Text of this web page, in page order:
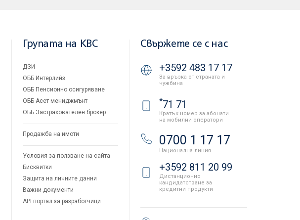
Групата на KBC
ДЗИ
ОББ Интерлийз
ОББ Пенсионно осигуряване
ОББ Асет мениджмънт
ОББ Застрахователен брокер
Продажба на имоти
Условия за ползване на сайта
Бисквитки
Защита на личните данни
Важни документи
API портал за разработчици
Свържете се с нас
+3592 483 17 17
За връзка от страната и
чужбина
*71 71
Кратък номер за абонати
на мобилни оператори
0700 1 17 17
Национална линия
+3592 811 20 99
Дистанционно
кандидатстване за
кредитни продукти